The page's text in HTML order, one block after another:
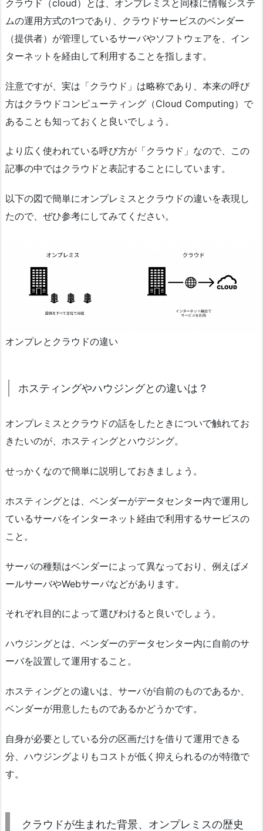
クラウド（cloud）とは、オンプレミスと同様に情報システ
ムの運用方式の1つであり、クラウドサービスのベンダー
（提供者）が管理しているサーバやソフトウェアを、イン
ターネットを経由して利用することを指します。
注意ですが、実は「クラウド」は略称であり、本来の呼び
方はクラウドコンピューティング（Cloud Computing）で
あることも知っておくと良いでしょう。
より広く使われている呼び方が「クラウド」なので、この
記事の中ではクラウドと表記することにしています。
以下の図で簡単にオンプレミスとクラウドの違いを表現し
たので、ぜひ参考にしてみてください。
オンプレとクラウドの違い
ホスティングやハウジングとの違いは？
オンプレミスとクラウドの話をしたときについで触れてお
きたいのが、ホスティングとハウジング。
せっかくなので簡単に説明しておきましょう。
ホスティングとは、ベンダーがデータセンター内で運用し
ているサーバをインターネット経由で利用するサービスの
こと。
サーバの種類はベンダーによって異なっており、例えばメ
ールサーバやWebサーバなどがあります。
それぞれ目的によって選びわけると良いでしょう。
ハウジングとは、ベンダーのデータセンター内に自前のサ
ーバを設置して運用すること。
ホスティングとの違いは、サーバが自前のものであるか、
ベンダーが用意したものであるかどうかです。
自身が必要としている分の区画だけを借りて運用できる
分、ハウジングよりもコストが低く抑えられるのが特徴で
す。
クラウドが生まれた背景、オンプレミスの歴史